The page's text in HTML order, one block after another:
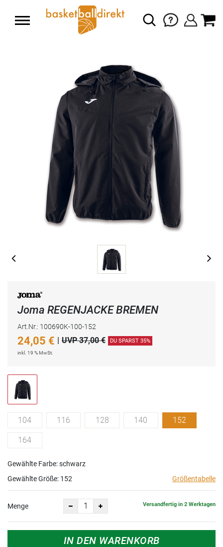
Joma REGENJACKE BREMEN
Art.Nr.: 100690K-100-152
24,05 € UVP 37,00 € DU SPARST 35%
inkl. 19 % MwSt.
104 116 128 140 152
164
Gewählte Farbe: schwarz
Gewählte Größe: 152 Größentabelle
Menge Versandfertig in 2 Werktagen
IN DEN WARENKORB